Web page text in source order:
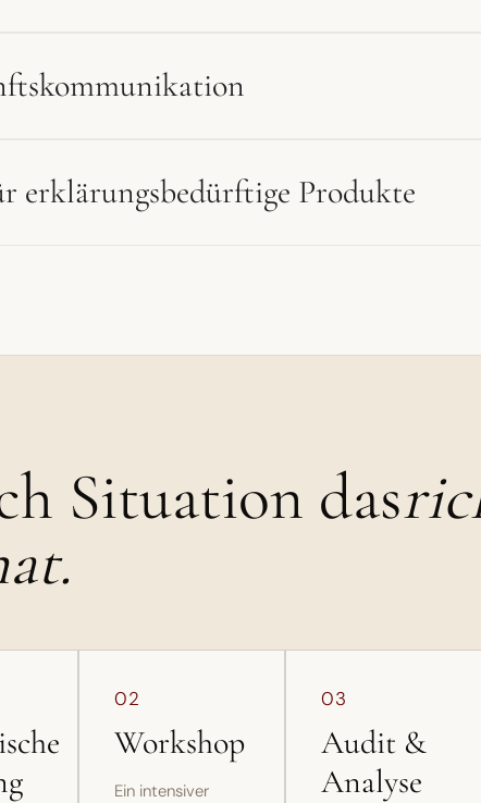
erklärungsbedürftige Produkte
Situation das
02
Workshop
Ein intensiver
03
Audit &
Analyse